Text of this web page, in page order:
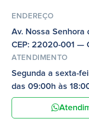
ENDEREÇO
Av. Nossa
CEP: 22020-001 —
ATENDIMENTO
Segunda a sexta-
das 09:00h às